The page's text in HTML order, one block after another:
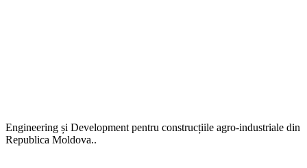
Engineering și Development pentru construcțiile agro-industriale din
Republica Moldova..